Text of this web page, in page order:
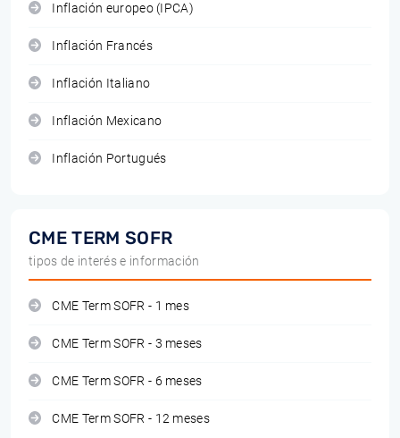
Inflación europeo (IPCA)
Inflación Francés
Inflación Italiano
Inflación Mexicano
Inflación Portugués
CME TERM SOFR
tipos de interés e información
CME Term SOFR - 1 mes
CME Term SOFR - 3 meses
CME Term SOFR - 6 meses
CME Term SOFR - 12 meses